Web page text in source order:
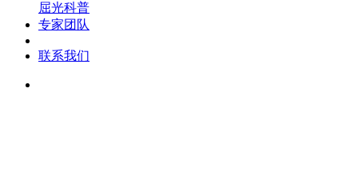
屈光科普
专家团队
联系我们